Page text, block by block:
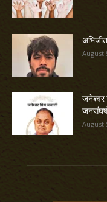
August
जनेश्वर
जनसंघर्ष
August